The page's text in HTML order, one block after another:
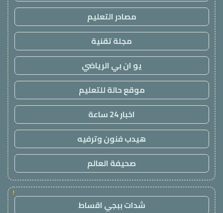
مصادر التعليم
مجلة تقنية
يو ان بي الرياضي
موقع حالة للتعليم
اخبار 24 ساعة
هيدب فنون وترفيه
صحيفة العالم
!
شدات ببجي اقساط